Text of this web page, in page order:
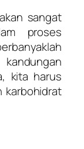
sangat
proses
kita harus
karbohidrat